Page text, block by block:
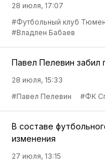
28 июля, 17:07
#Футбольный клуб
#Владлен Бабаев
Павел Пелевин забил
28 июля, 15:33
#Павел Пелевин
#ФК
В составе
изменения
27 июля, 13:15